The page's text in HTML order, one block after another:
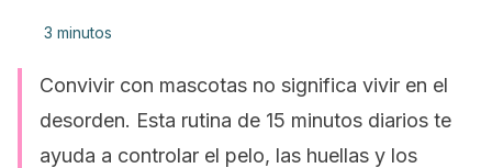
3 minutos
Convivir con mascotas no significa vivir en el
desorden. Esta rutina de 15 minutos diarios te
ayuda a controlar el pelo, las huellas y los